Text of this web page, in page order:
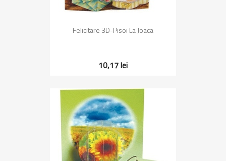
Felicitare 3D-Pisoi La Joaca
10,17 lei